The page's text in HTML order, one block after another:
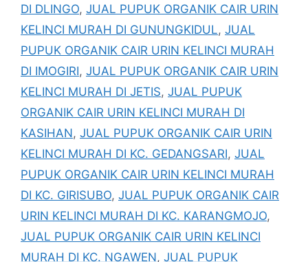
DI DLINGO, JUAL PUPUK ORGANIK CAIR URIN
KELINCI MURAH DI GUNUNGKIDUL, JUAL
PUPUK ORGANIK CAIR URIN KELINCI MURAH
DI IMOGIRI, JUAL PUPUK ORGANIK CAIR URIN
KELINCI MURAH DI JETIS, JUAL PUPUK
ORGANIK CAIR URIN KELINCI MURAH DI
KASIHAN, JUAL PUPUK ORGANIK CAIR URIN
KELINCI MURAH DI KC. GEDANGSARI, JUAL
PUPUK ORGANIK CAIR URIN KELINCI MURAH
DI KC. GIRISUBO, JUAL PUPUK ORGANIK CAIR
URIN KELINCI MURAH DI KC. KARANGMOJO,
JUAL PUPUK ORGANIK CAIR URIN KELINCI
MURAH DI KC. NGAWEN, JUAL PUPUK